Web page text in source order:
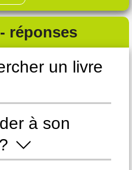
réponses
un livre
à son